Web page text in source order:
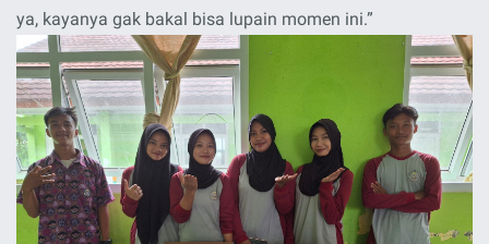
ya, kayanya gak bakal bisa lupain momen ini.”